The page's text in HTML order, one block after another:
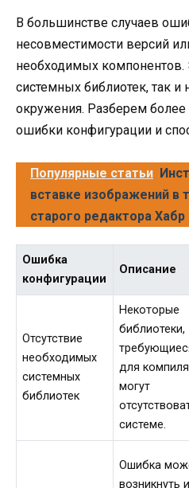
В большинстве случаев
несовместимости версий
необходимых компонентов.
системных библиотек, так и
окружения. Разберем
ошибки конфигурации и
Популярные статьи
вставке изображений в
старого редактора Хабр
Ошибка
конфигурации
Описание
Отсутствие
необходимых
системных
библиотек
Некоторые
библиотеки,
для
могут
системе.
Ошибка
возникнуть